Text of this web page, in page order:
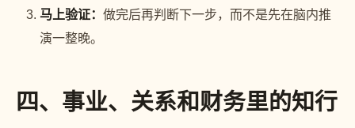
马上验证： 做完后再判断下一步，而不是先在脑内推
演一整晚。
四、事业、关系和财务里的知行